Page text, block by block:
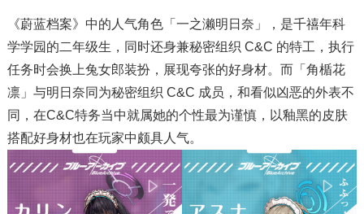
《蔚蓝档案》中的人气角色「一之濑明日奈」，是千禧年科
学学园的二年级生，同时还身兼秘密组织 C&C 的特工，执行
任务时会换上兔女郎装扮，展现夸张的好身材。而「角楯花
凛」与明日奈同为秘密组织 C&C 成员，和看似凶恶的外表不
同，在C&C特务当中就属她的个性最为谨慎，以釉黑的皮肤
搭配好身材也在玩家中颇具人气。